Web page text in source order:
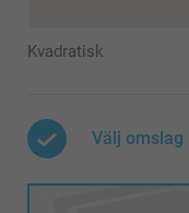
Kvadratisk
Välj omslag